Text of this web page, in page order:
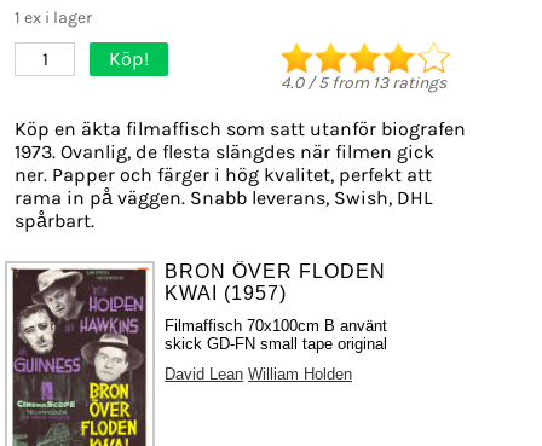
1 ex i lager
1 Köp!
4.0/5from 13ratings
Köp en äkta filmaffisch som satt utanför biografen
1973. Ovanlig, de flesta slängdes när filmen gick
ner. Papper och färger i hög kvalitet, perfekt att
rama in på väggen. Snabb leverans, Swish, DHL
spårbart.
BRON ÖVER FLODEN
KWAI (1957)
Filmaffisch 70x100cm B använt
skick GD-FN small tape original
David Lean William Holden